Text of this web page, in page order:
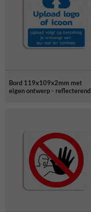
Bord 119x109x2mm met
eigen ontwerp - reflecterend